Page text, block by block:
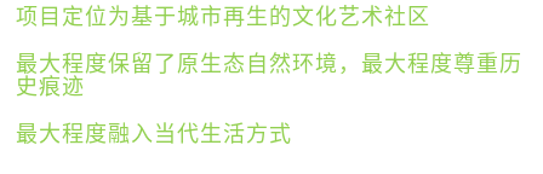
项目定位为基于城市再生的文化艺术社区
最大程度保留了原生态自然环境，最大程度尊重历
史痕迹
最大程度融入当代生活方式